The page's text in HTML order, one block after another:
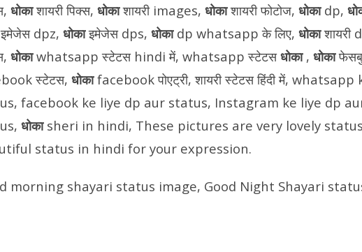
धोकाशायरी पिक्स, धोकाशायरी images, धोकाशायरी फोटोज, धोका dp,
इमेजेस dpz, धोकाइमेजेस dps, धोका dp whatsapp के लिए, धोकाशायरी
धोकाwhatsapp स्टेटस hindi में, whatsapp स्टेटसधोका, धोका
स्टेटस, धोकाfacebook पोएट्री, शायरी स्टेटस हिंदी में,
facebook ke liye dp aur status, Instagram ke liye dp
धोका sheri in hindi, These pictures are very lovely
status in hindi for your expression.
morning shayari status image, Good Night Shayari